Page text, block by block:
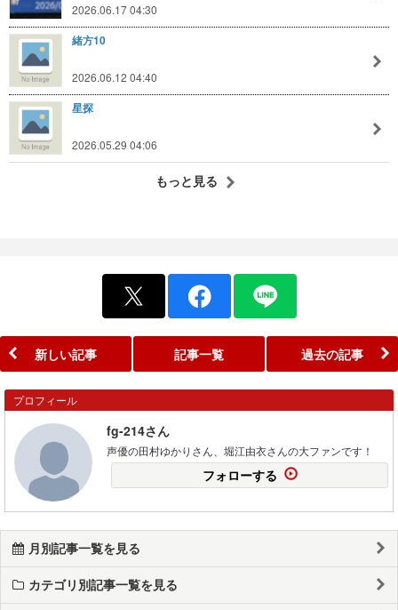
2026.06.17 04:30
緒方10
2026.06.12 04:40
星探
2026.05.29 04:06
もっと見る
新しい記事 記事一覧 過去の記事
プロフィール
fg-214さん
声優の田村ゆかりさん、堀江由衣さんの大ファンです！
フォローする
月別記事一覧を見る
カテゴリ別記事一覧を見る